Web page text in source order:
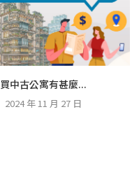
買中古公寓有甚麼...
2024 年 11 月 27 日